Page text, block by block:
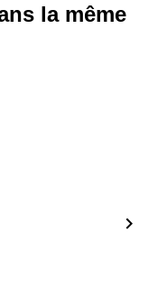
la même
